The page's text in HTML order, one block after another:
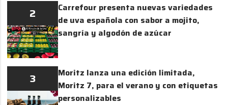
2
Carrefour presenta nuevas variedades
de uva española con sabor a mojito,
sangría y algodón de azúcar
3
Moritz lanza una edición limitada,
Moritz 7, para el verano y con etiquetas
personalizables